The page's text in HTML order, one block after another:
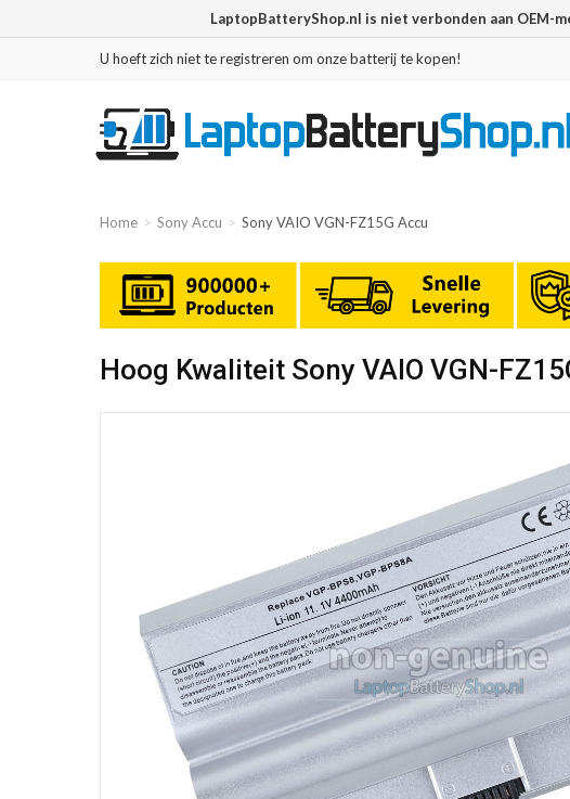
LaptopBatteryShop.nl is niet verbonden aan OEM-
U hoeft zich niet te registreren om onze batterij te kopen!
Home Sony Accu Sony VAIO VGN-FZ15G Accu
Hoog Kwaliteit Sony VAIO VGN-